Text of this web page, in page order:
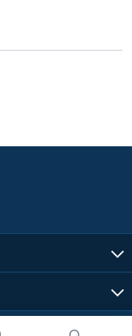
права задржани.